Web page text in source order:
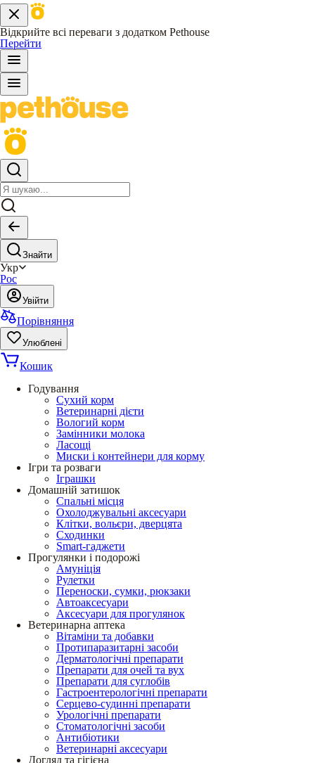
Відкрийте всі переваги з додатком Pethouse
Перейти
Знайти
Укр
Рос
Увійти
Порівняння
Улюблені
Кошик
Годування
Сухий корм
Ветеринарні дієти
Вологий корм
Замінники молока
Ласощі
Миски і контейнери для корму
Ігри та розваги
Іграшки
Домашній затишок
Спальні місця
Охолоджувальні аксесуари
Клітки, вольєри, дверцята
Сходинки
Smart-гаджети
Прогулянки і подорожі
Амуніція
Рулетки
Переноски, сумки, рюкзаки
Автоаксесуари
Аксесуари для прогулянок
Ветеринарна аптека
Вітаміни та добавки
Протипаразитарні засоби
Дерматологічні препарати
Препарати для очей та вух
Препарати для суглобів
Гастроентерологічні препарати
Серцево-судинні препарати
Урологічні препарати
Стоматологічні засоби
Антибіотики
Ветеринарні аксесуари
Догляд та гігієна